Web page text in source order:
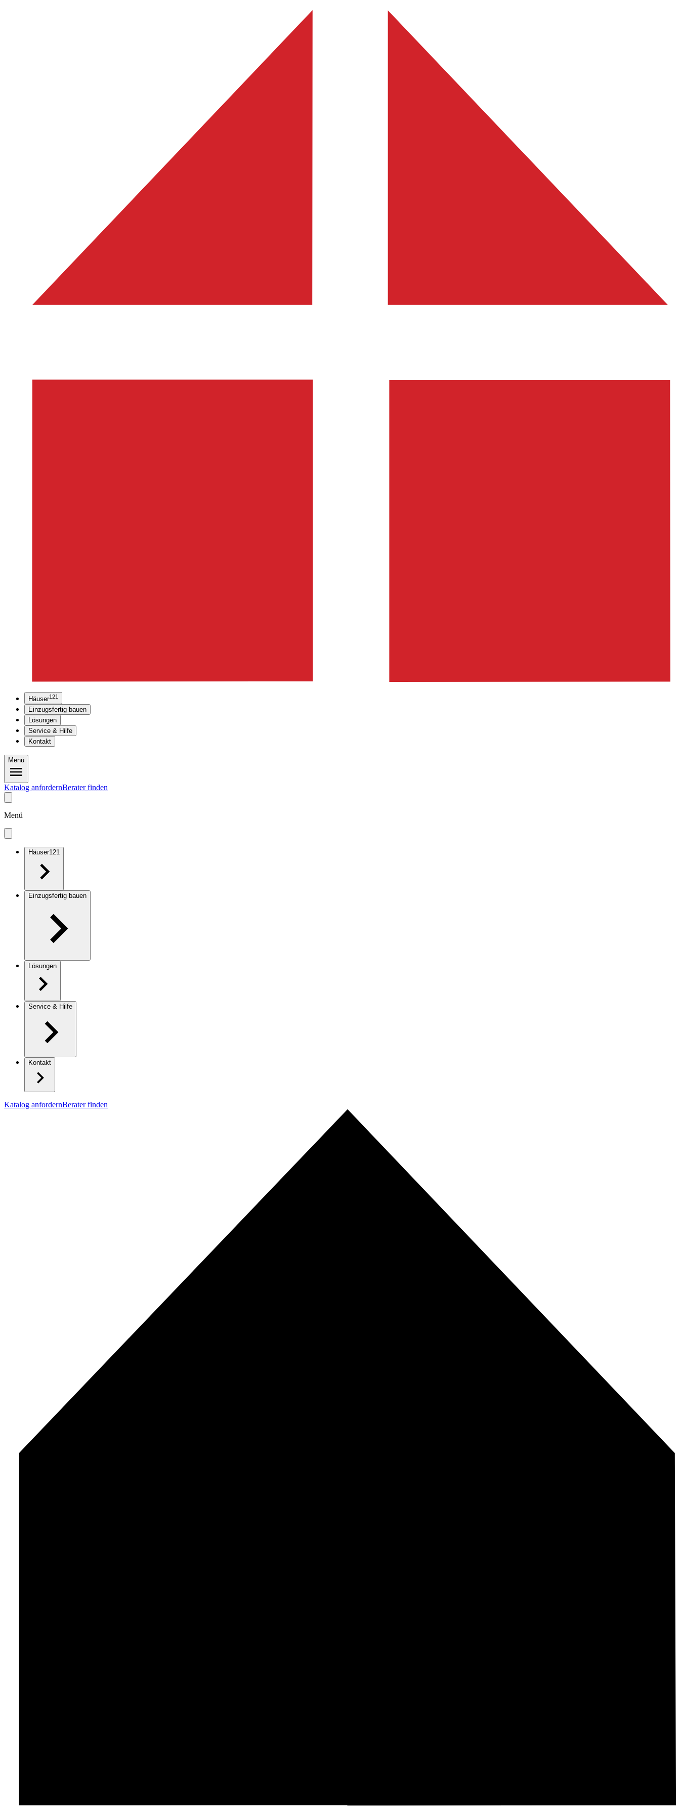
Häuser121
Einzugsfertig bauen
Lösungen
Service & Hilfe
Kontakt
Menü
Katalog anfordernBerater finden
Menü
Häuser121
Einzugsfertig bauen
Lösungen
Service & Hilfe
Kontakt
Katalog anfordernBerater finden